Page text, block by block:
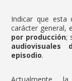
Indicar que esta
carácter general,
por producción;
audiovisuales
episodio.